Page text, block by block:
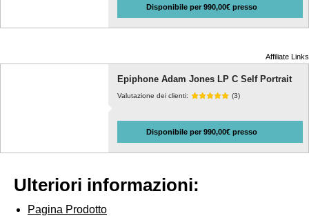
Disponibile per 990,00€ presso
Affiliate Links
Epiphone Adam Jones LP C Self Portrait
Valutazione dei clienti: (3)
Disponibile per 990,00€ presso
Ulteriori informazioni:
Pagina Prodotto